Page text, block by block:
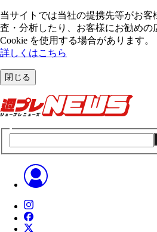
当サイトでは当社の提携先等がお客
査・分析したり、お客様にお勧めの
Cookie を使⽤する場合があります。
詳しくはこちら
閉じる